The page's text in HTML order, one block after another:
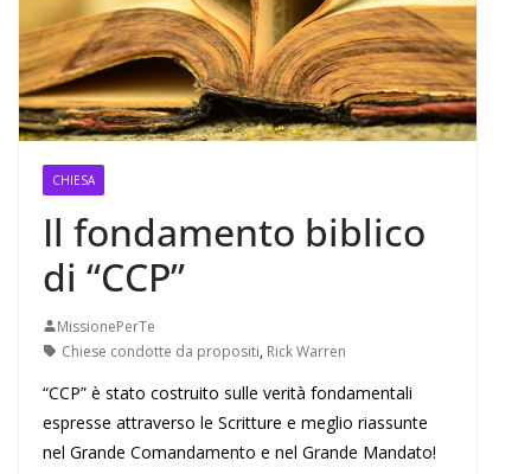
CHIESA
Il fondamento biblico
di “CCP”
MissionePerTe
Chiese condotte da propositi, Rick Warren
“CCP” è stato costruito sulle verità fondamentali
espresse attraverso le Scritture e meglio riassunte
nel Grande Comandamento e nel Grande Mandato!